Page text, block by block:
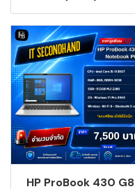
HP ProBook 430 G8